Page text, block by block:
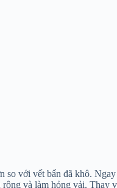
so với vết bẩn đã khô.
và làm hỏng vải. Thay